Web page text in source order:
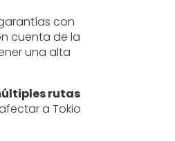
con
cuenta de la
una alta
rutas
a Tokio